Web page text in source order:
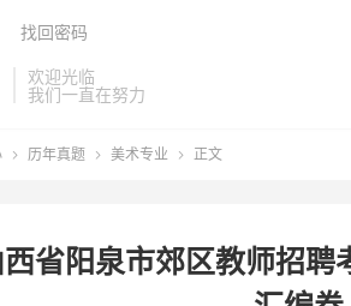
欢迎光临
我们一直在努力
找回密码
 历年真题  美术专业  正文
省阳泉市郊区教师招聘